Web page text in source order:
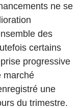
ne se
des
certains
progressive
marché
une
du trimestre.